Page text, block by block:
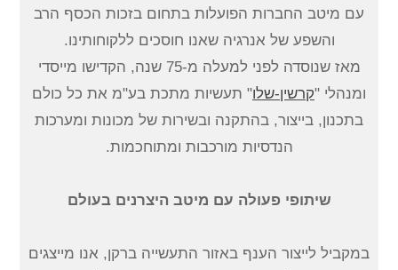
עם מיטב החברות הפועלות בתחום בזכות הכסף הרב
והשפע של אנרגיה שאנו חוסכים ללקוחותינו.
מאז שנוסדה לפני למעלה מ-75 שנה, הקדישו מייסדי
ומנהלי "קרשין-שלו" תעשיות מתכת בע"מ את כל כולם
בתכנון, בייצור, בהתקנה ובשירות של מכונות ומערכות
הנדסיות מורכבות ומתוחכמות.
שיתופי פעולה עם מיטב היצרנים בעולם
במקביל לייצור הענף באזור התעשייה ברקן, אנו מייצגים